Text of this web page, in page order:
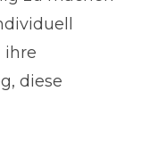
ihre
diese